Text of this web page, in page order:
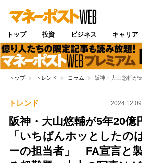
トップ 投資 ビジネス キャリア
トップ トレンド コラム 阪神・大山悠輔が
トレンド
阪神・大山悠輔が5年20億
「いちばんホッとしたの
ーの担当者」 FA宣言と